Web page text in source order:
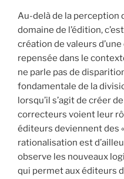
Au-delà de la perception
domaine de l’édition,
création de valeurs
repensée dans le
ne parle pas de
fondamentale de la
lorsqu’il s’agit de créer
correcteurs voient leur
éditeurs deviennent des
rationalisation est
observe les nouveaux
qui permet aux éditeurs